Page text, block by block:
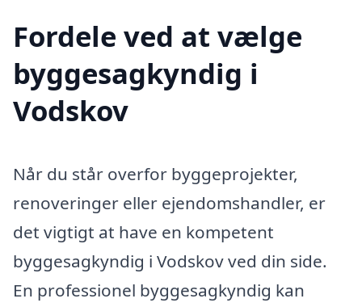
Fordele ved at vælge
byggesagkyndig i
Vodskov
Når du står overfor byggeprojekter,
renoveringer eller ejendomshandler, er
det vigtigt at have en kompetent
byggesagkyndig i Vodskov ved din side.
En professionel byggesagkyndig kan